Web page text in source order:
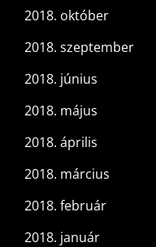
2018. október
2018. szeptember
2018. június
2018. május
2018. április
2018. március
2018. február
2018. január